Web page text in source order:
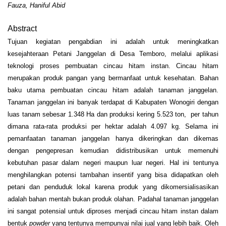
Fauza, Haniful Abid
Abstract
Tujuan kegiatan pengabdian ini adalah untuk meningkatkan
kesejahteraan Petani Janggelan di Desa Temboro, melalui aplikasi
teknologi proses pembuatan cincau hitam instan. Cincau hitam
merupakan produk pangan yang bermanfaat untuk kesehatan. Bahan
baku utama pembuatan cincau hitam adalah tanaman janggelan.
Tanaman janggelan ini banyak terdapat di Kabupaten Wonogiri dengan
luas tanam sebesar 1.348 Ha dan produksi kering 5.523 ton, per tahun
dimana rata-rata produksi per hektar adalah 4.097 kg. Selama ini
pemanfaatan tanaman janggelan hanya dikeringkan dan dikemas
dengan pengepresan kemudian didistribusikan untuk memenuhi
kebutuhan pasar dalam negeri maupun luar negeri. Hal ini tentunya
menghilangkan potensi tambahan insentif yang bisa didapatkan oleh
petani dan penduduk lokal karena produk yang dikomersialisasikan
adalah bahan mentah bukan produk olahan. Padahal tanaman janggelan
ini sangat potensial untuk diproses menjadi cincau hitam instan dalam
bentuk powderyang tentunya mempunyai nilai jual yang lebih baik. Oleh